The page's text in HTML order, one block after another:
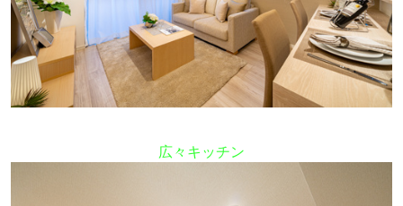
広々キッチン